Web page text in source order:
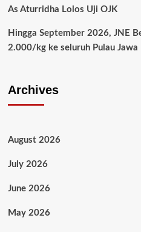
As Aturridha Lolos Uji OJK
Hingga September 2026, JNE
2.000/kg ke seluruh Pulau Jawa
Archives
August 2026
July 2026
June 2026
May 2026